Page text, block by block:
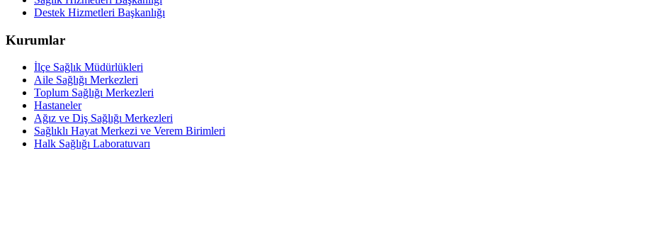
Destek Hizmetleri Başkanlığı
Kurumlar
İlçe Sağlık Müdürlükleri
Aile Sağlığı Merkezleri
Toplum Sağlığı Merkezleri
Hastaneler
Ağız ve Diş Sağlığı Merkezleri
Sağlıklı Hayat Merkezi ve Verem Birimleri
Halk Sağlığı Laboratuvarı